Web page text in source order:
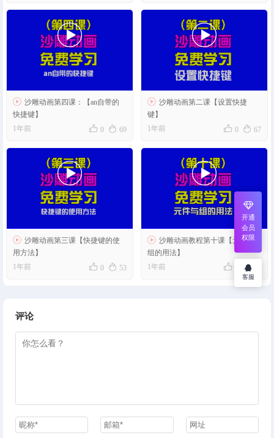

 沙雕动画第四课：【an自带的
快捷键】
1年前
 0  69

 沙雕动画第二课【设置快捷
键】
1年前
 0  67

 沙雕动画第三课【快捷键的使
用方法】
1年前
 0  53

 沙雕动画教程第十课【元件与
组的用法】
1年前
 
评论
开通
会员
权限
客服